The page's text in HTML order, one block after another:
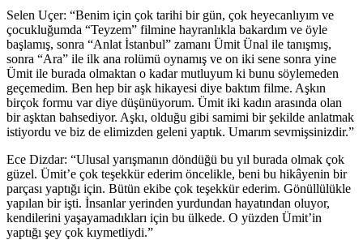
Selen Uçer: “Benim için çok tarihi bir gün, çok heyecanlıyım ve
çocukluğumda “Teyzem” filmine hayranlıkla bakardım ve öyle
başlamış, sonra “Anlat İstanbul” zamanı Ümit Ünal ile tanışmış,
sonra “Ara” ile ilk ana rolümü oynamış ve on iki sene sonra yine
Ümit ile burada olmaktan o kadar mutluyum ki bunu söylemeden
geçemedim. Ben hep bir aşk hikayesi diye baktım filme. Aşkın
birçok formu var diye düşünüyorum. Ümit iki kadın arasında olan
bir aşktan bahsediyor. Aşkı, olduğu gibi samimi bir şekilde anlatmak
istiyordu ve biz de elimizden geleni yaptık. Umarım sevmişsinizdir.”
Ece Dizdar: “Ulusal yarışmanın döndüğü bu yıl burada olmak çok
güzel. Ümit’e çok teşekkür ederim öncelikle, beni bu hikâyenin bir
parçası yaptığı için. Bütün ekibe çok teşekkür ederim. Gönüllülükle
yapılan bir işti. İnsanlar yerinden yurdundan hayatından oluyor,
kendilerini yaşayamadıkları için bu ülkede. O yüzden Ümit’in
yaptığı şey çok kıymetliydi.”